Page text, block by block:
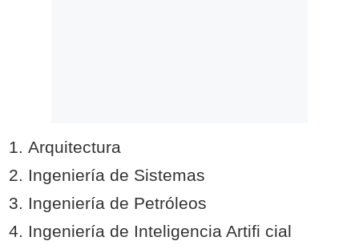
Arquitectura
Ingeniería de Sistemas
Ingeniería de Petróleos
Ingeniería de Inteligencia Artifi cial